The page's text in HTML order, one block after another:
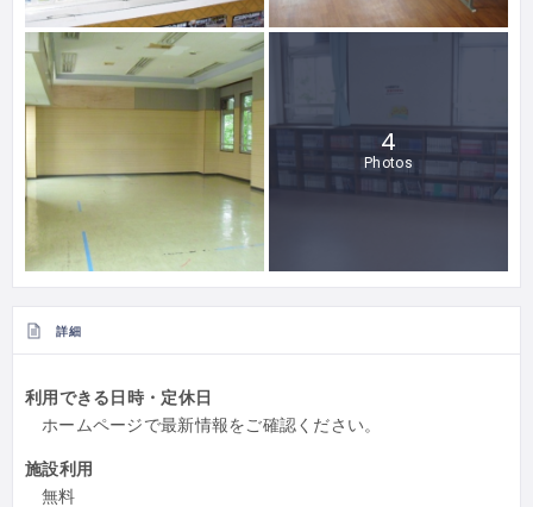
4
Photos
詳細
利用できる日時・定休日
ホームページで最新情報をご確認ください。
施設利用
無料